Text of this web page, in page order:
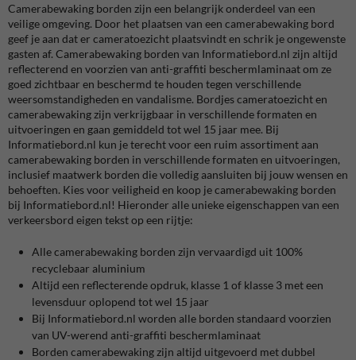
Camerabewaking borden zijn een belangrijk onderdeel van een
veilige omgeving. Door het plaatsen van een camerabewaking bord
geef je aan dat er cameratoezicht plaatsvindt en schrik je ongewenste
gasten af. Camerabewaking borden van Informatiebord.nl zijn altijd
reflecterend en voorzien van anti-graffiti beschermlaminaat om ze
goed zichtbaar en beschermd te houden tegen verschillende
weersomstandigheden en vandalisme. Bordjes cameratoezicht en
camerabewaking zijn verkrijgbaar in verschillende formaten en
uitvoeringen en gaan gemiddeld tot wel 15 jaar mee. Bij
Informatiebord.nl kun je terecht voor een ruim assortiment aan
camerabewaking borden in verschillende formaten en uitvoeringen,
inclusief maatwerk borden die volledig aansluiten bij jouw wensen en
behoeften. Kies voor veiligheid en koop je camerabewaking borden
bij Informatiebord.nl! Hieronder alle unieke eigenschappen van een
verkeersbord eigen tekst op een rijtje:
Alle camerabewaking borden zijn vervaardigd uit 100%
recyclebaar aluminium
Altijd een reflecterende opdruk, klasse 1 of klasse 3 met een
levensduur oplopend tot wel 15 jaar
Bij Informatiebord.nl worden alle borden standaard voorzien
van UV-werend anti-graffiti beschermlaminaat
Borden camerabewaking zijn altijd uitgevoerd met dubbel